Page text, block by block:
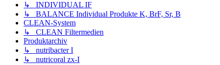
↳ INDIVIDUAL IF
↳ BALANCE Individual Produkte K, BrF, Sr, B
CLEAN-System
↳ CLEAN Filtermedien
Produktarchiv
↳ nutribacter I
↳ nutricoral zx-I